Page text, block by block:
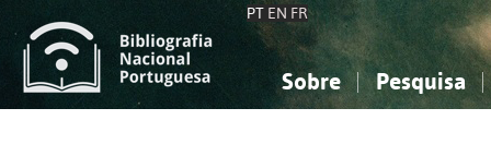
PT EN FR
Sobre Pesquisa